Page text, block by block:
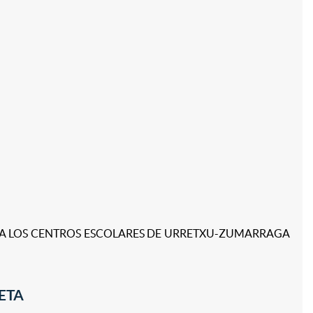
CENTROS ESCOLARES DE URRETXU-ZUMARRAGA